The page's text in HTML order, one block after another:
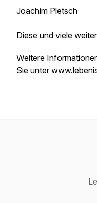
Joachim Pletsch
Diese und viele
Weitere
Sie unter